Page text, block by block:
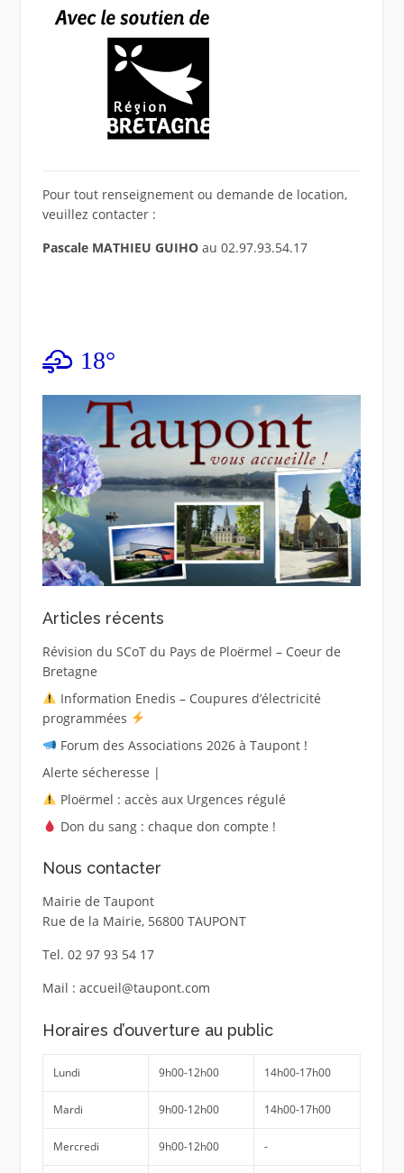
Pour tout renseignement ou demande de location,
veuillez contacter :
Pascale MATHIEU GUIHO au 02.97.93.54.17
18°
Articles récents
Révision du SCoT du Pays de Ploërmel – Coeur de
Bretagne
Information Enedis – Coupures d’électricité
programmées
Forum des Associations 2026 à Taupont !
Alerte sécheresse |
Ploërmel : accès aux Urgences régulé
Don du sang : chaque don compte !
Nous contacter
Mairie de Taupont
Rue de la Mairie, 56800 TAUPONT
Tel. 02 97 93 54 17
Mail : accueil@taupont.com
Horaires d’ouverture au public
Lundi 9h00-12h00 14h00-17h00
Mardi 9h00-12h00 14h00-17h00
Mercredi 9h00-12h00 -